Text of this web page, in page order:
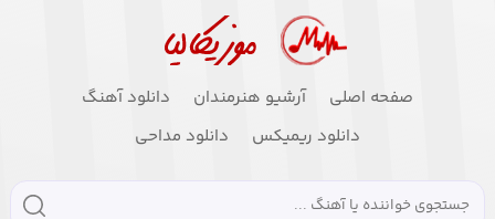
صفحه اصلی آرشیو هنرمندان
دانلود آهنگ
دانلود ریمیکس
دانلود مداحی